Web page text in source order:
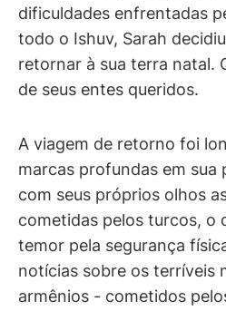
dificuldades enfrentadas
todo o Ishuv, Sarah
retornar à sua terra natal.
de seus entes queridos.
A viagem de retorno foi
marcas profundas em sua
com seus próprios olhos
cometidas pelos turcos, o
temor pela segurança
notícias sobre os terríveis
armênios - cometidos